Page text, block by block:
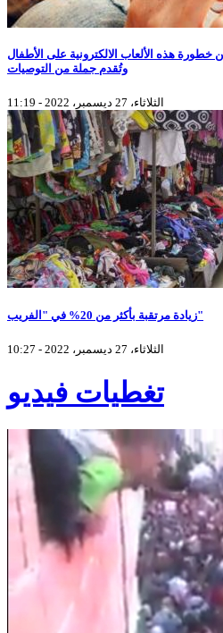
خطورة هذه الألعاب الالكترونية على الأطفال
وتُقدم جملة من التوصيات
الثلاثاء، 27 ديسمبر، 2022 - 11:19
زيادة مرتقبة بأكثر من 20% في "الفريب"
الثلاثاء، 27 ديسمبر، 2022 - 10:27
تغطيات فيديو